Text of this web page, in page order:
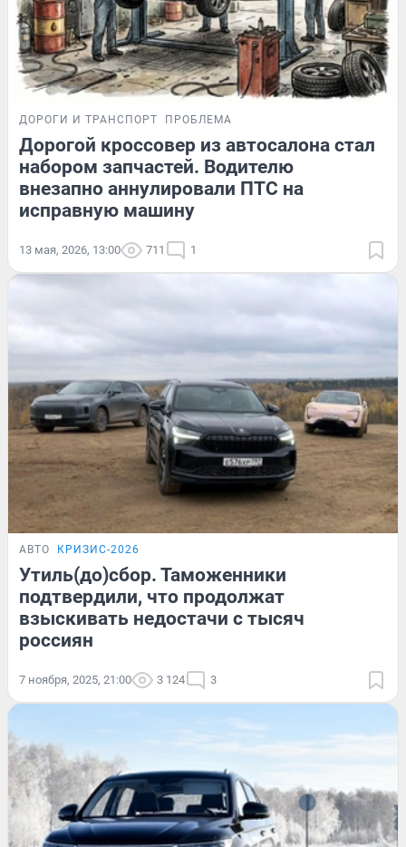
ДОРОГИ И ТРАНСПОРТ ПРОБЛЕМА
Дорогой кроссовер из автосалона стал
набором запчастей. Водителю
внезапно аннулировали ПТС на
исправную машину
13 мая, 2026, 13:00 711 1
АВТО КРИЗИС-2026
Утиль(до)сбор. Таможенники
подтвердили, что продолжат
взыскивать недостачи с тысяч
россиян
7 ноября, 2025, 21:00 3 124 3